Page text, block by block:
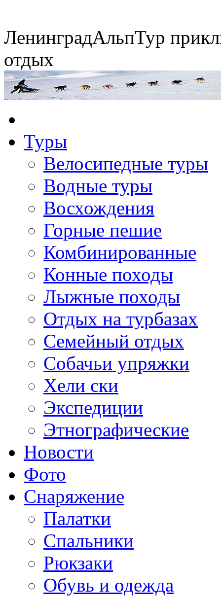
ЛенинградАльпТур
отдых
Туры
Велосипедные туры
Водные туры
Восхождения
Горные пешие
Комбинированные
Конные походы
Лыжные походы
Отдых на турбазах
Семейный отдых
Собачьи упряжки
Хели ски
Экспедиции
Этнографические
Новости
Фото
Снаряжение
Палатки
Спальники
Рюкзаки
Обувь и одежда